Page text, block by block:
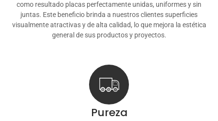
como resultado placas perfectamente unidas, uniformes y sin
juntas. Este beneficio brinda a nuestros clientes superficies
visualmente atractivas y de alta calidad, lo que mejora la estética
general de sus productos y proyectos.
Pureza